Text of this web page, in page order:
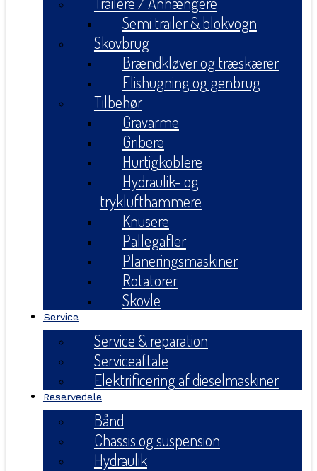
Semi trailer & blokvogn
Skovbrug
Brændkløver og træskærer
Flishugning og genbrug
Tilbehør
Gravarme
Gribere
Hurtigkoblere
Hydraulik- og
tryklufthammere
Knusere
Pallegafler
Planeringsmaskiner
Rotatorer
Skovle
Service
Service & reparation
Serviceaftale
Elektrificering af dieselmaskiner
Reservedele
Bånd
Chassis og suspension
Hydraulik